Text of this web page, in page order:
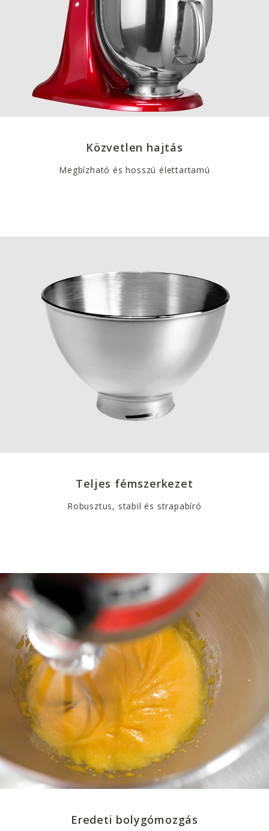
Közvetlen hajtás
Megbízható és hosszú élettartamú
Teljes fémszerkezet
Robusztus, stabil és strapabíró
Eredeti bolygómozgás